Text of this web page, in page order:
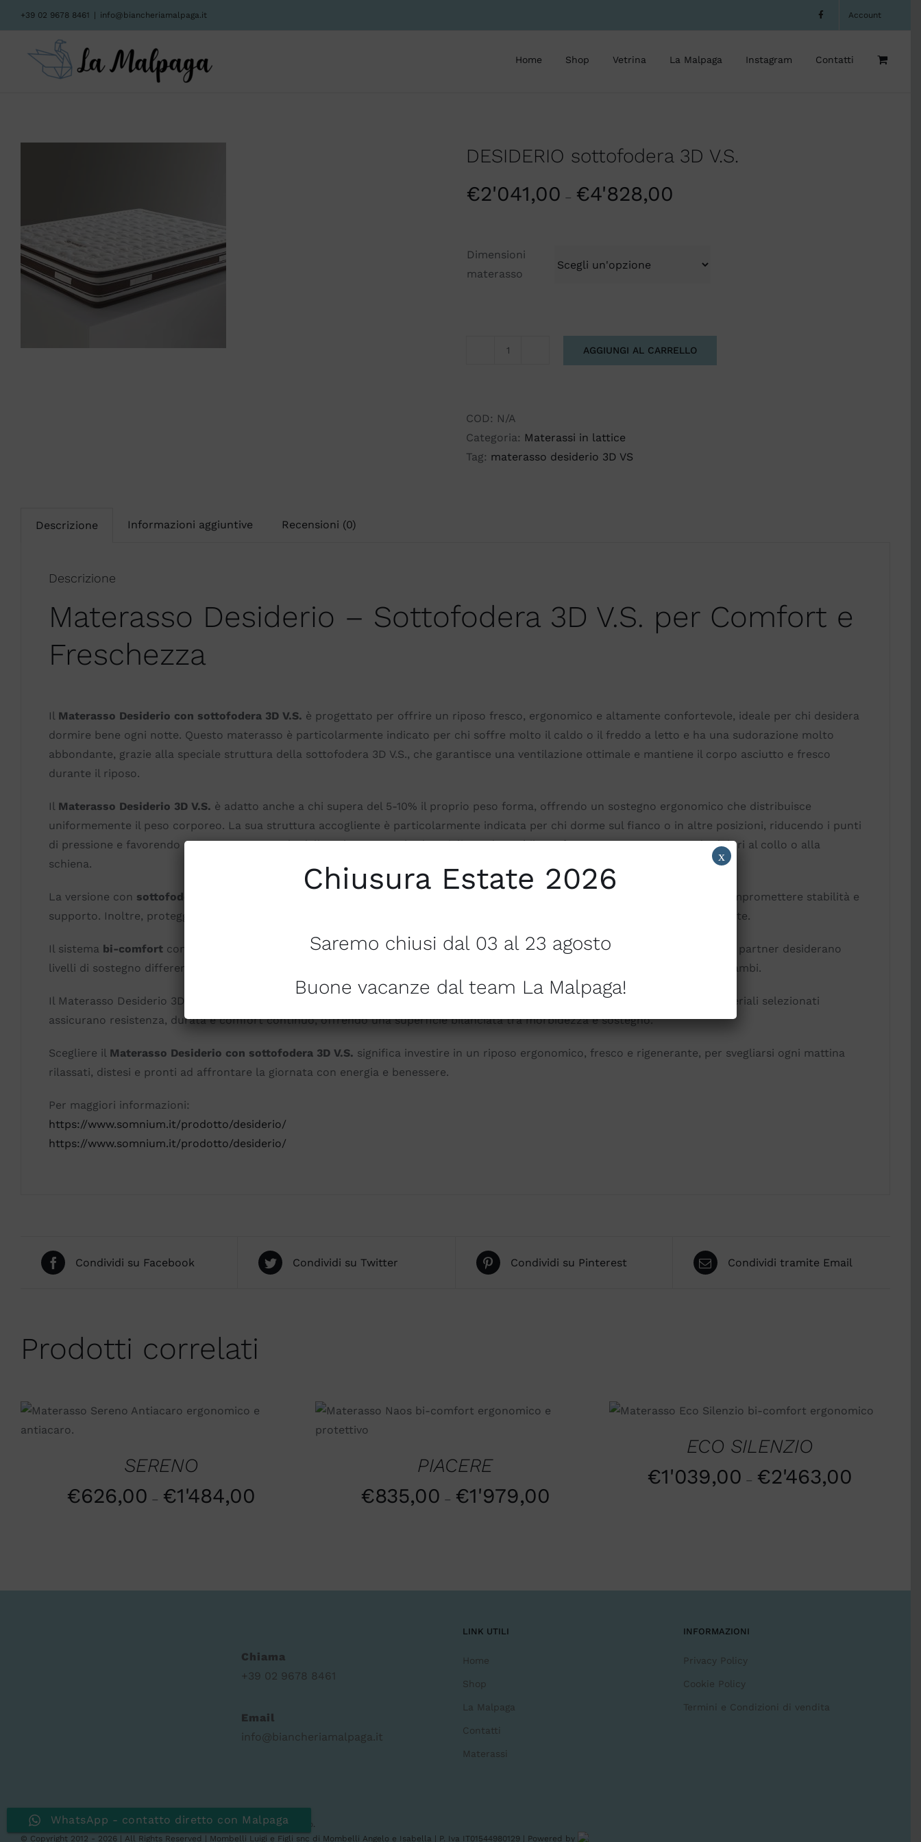
al
contenuto
+39 02 9678 8461 info@biancheriamalpaga.it Account
Home Shop Vetrina La Malpaga Instagram Contatti
DESIDERIO sottofodera 3D V.S.
€2'041,00 – €4'828,00
Dimensioni
materasso
V.S.
quantità
AGGIUNGI AL CARRELLO
COD: N/A
Categoria: Materassi in lattice
Tag: materasso desiderio 3D VS
Descrizione Informazioni aggiuntive Recensioni (0)
Descrizione
Materasso Desiderio – Sottofodera 3D V.S. per Comfort e
Freschezza
Il Materasso Desiderio con sottofodera 3D V.S. è progettato per offrire un riposo fresco, ergonomico e altamente confortevole, ideale per chi desidera
dormire bene ogni notte. Questo materasso è particolarmente indicato per chi soffre molto il caldo o il freddo a letto e ha una sudorazione molto
abbondante, grazie alla speciale struttura della sottofodera 3D V.S., che garantisce una ventilazione ottimale e mantiene il corpo asciutto e fresco
durante il riposo.
Il Materasso Desiderio 3D V.S. è adatto anche a chi supera del 5-10% il proprio peso forma, offrendo un sostegno ergonomico che distribuisce
uniformemente il peso corporeo. La sua struttura accogliente è particolarmente indicata per chi dorme sul fianco o in altre posizioni, riducendo i punti
di pressione e favorendo una postura naturale della colonna vertebrale, migliorando così il comfort notturno e prevenendo dolori al collo o alla
schiena.
La versione con sottofodera 3D V.S.
è ideale per l’uso su rete snodata, garantendo adattabilità ai movimenti del corpo senza compromettere stabilità e
supporto. Inoltre, protegge chi è soggetto all’inquinamento elettromagnetico, creando un ambiente notturno più sano e rilassante.
Il sistema bi-comfort consente di avere due diversi gradi di rigidità nello stesso materasso, perfetto per letti matrimoniali dove i partner desiderano
livelli di sostegno differenti. Questa caratteristica permette di personalizzare il comfort e migliorare la qualità del sonno di entrambi.
Il Materasso Desiderio 3D V.S. è completamente sfoderabile, facilitando la pulizia e garantendo igiene costante nel tempo. I materiali selezionati
assicurano resistenza, durata e comfort continuo, offrendo una superficie bilanciata tra morbidezza e sostegno.
Scegliere il Materasso Desiderio con sottofodera 3D V.S. significa investire in un riposo ergonomico, fresco e rigenerante, per svegliarsi ogni mattina
rilassati, distesi e pronti ad affrontare la giornata con energia e benessere.
Per maggiori informazioni:
https://www.somnium.it/prodotto/desiderio/
https://www.somnium.it/prodotto/desiderio/
Condividi su Facebook Condividi su Twitter Condividi su Pinterest Condividi tramite Email
Prodotti correlati
SERENO
€626,00 – €1'484,00
PIACERE
€835,00 – €1'979,00
SCEGLI / QUICK VIEW
ECO SILENZIO
€1'039,00 – €2'463,00
Chiama
+39 02 9678 8461
Email
info@biancheriamalpaga.it
LINK UTILI
Home
Shop
La Malpaga
Contatti
Materassi
INFORMAZIONI
Privacy Policy
Cookie Policy
Termini e Condizioni di vendita
Sito protetto da reCAPTCHA di Google.Privacy Policy e Termini di utilizzo
© Copyright 2012 - 2026 | All Rights Reserved | Mombelli Luigi e Figli snc di Mombelli Angelo e Isabella | P. Iva IT01544980129 | Powered by
Chiusura Estate 2026
Saremo chiusi dal 03 al 23 agosto
Buone vacanze dal team La Malpaga!
x
WhatsApp - contatto diretto con Malpaga